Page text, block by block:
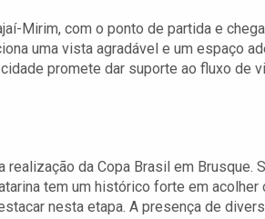
Mirim, com o ponto de partida e
uma vista agradável e um espaço
promete dar suporte ao fluxo de
da Copa Brasil em Brusque.
tem um histórico forte em
nesta etapa. A presença de